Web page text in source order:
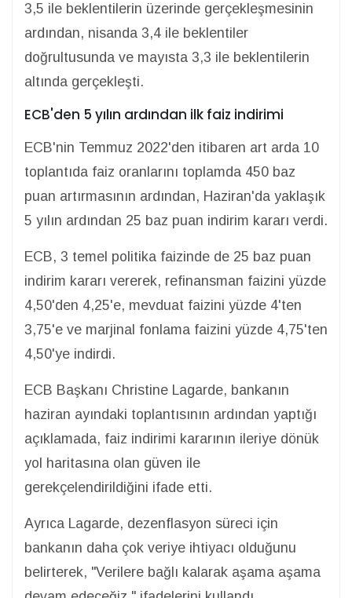
3,5 ile beklentilerin üzerinde gerçekleşmesinin
ardından, nisanda 3,4 ile beklentiler
doğrultusunda ve mayısta 3,3 ile beklentilerin
altında gerçekleşti.
ECB'den 5 yılın ardından ilk faiz indirimi
ECB'nin Temmuz 2022'den itibaren art arda 10
toplantıda faiz oranlarını toplamda 450 baz
puan artırmasının ardından, Haziran'da yaklaşık
5 yılın ardından 25 baz puan indirim kararı verdi.
ECB, 3 temel politika faizinde de 25 baz puan
indirim kararı vererek, refinansman faizini yüzde
4,50'den 4,25'e, mevduat faizini yüzde 4'ten
3,75'e ve marjinal fonlama faizini yüzde 4,75'ten
4,50'ye indirdi.
ECB Başkanı Christine Lagarde, bankanın
haziran ayındaki toplantısının ardından yaptığı
açıklamada, faiz indirimi kararının ileriye dönük
yol haritasına olan güven ile
gerekçelendirildiğini ifade etti.
Ayrıca Lagarde, dezenflasyon süreci için
bankanın daha çok veriye ihtiyacı olduğunu
belirterek, "Verilere bağlı kalarak aşama aşama